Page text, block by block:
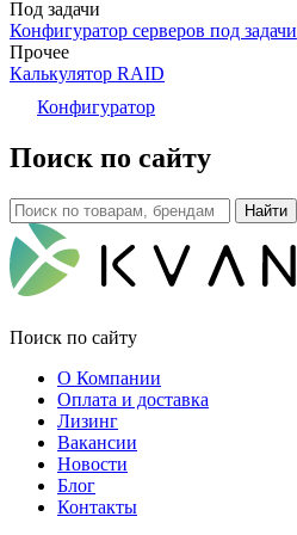
Под задачи
Конфигуратор серверов под задачи
Прочее
Калькулятор RAID
Конфигуратор
Поиск по сайту
Поиск по сайту
О Компании
Оплата и доставка
Лизинг
Вакансии
Новости
Блог
Контакты